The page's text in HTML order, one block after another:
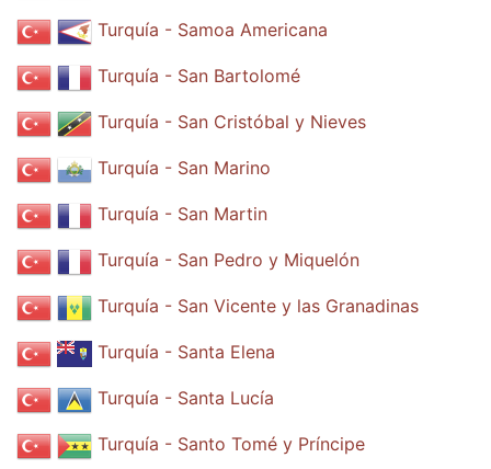
Turquía - Samoa Americana
Turquía - San Bartolomé
Turquía - San Cristóbal y Nieves
Turquía - San Marino
Turquía - San Martin
Turquía - San Pedro y Miquelón
Turquía - San Vicente y las Granadinas
Turquía - Santa Elena
Turquía - Santa Lucía
Turquía - Santo Tomé y Príncipe